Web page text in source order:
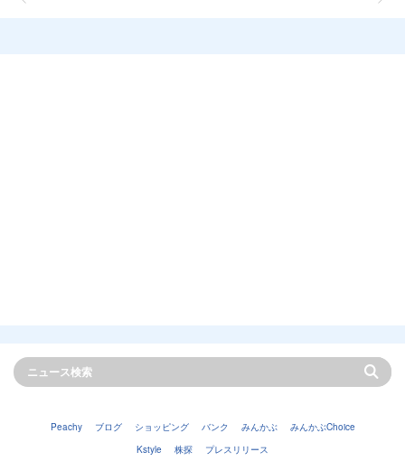
Peachy ブログ ショッピング バンク みんかぶ
みんかぶChoice
Kstyle
株探 プレスリリース